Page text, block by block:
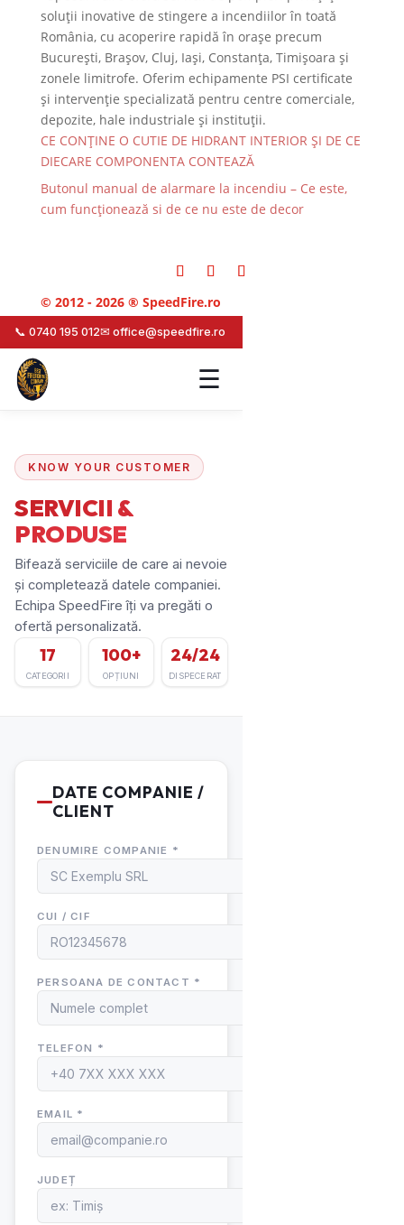
soluții inovative de stingere a incendiilor în toată
România, cu acoperire rapidă în orașe precum
București, Brașov, Cluj, Iași, Constanța, Timișoara și
zonele limitrofe. Oferim echipamente PSI certificate
și intervenție specializată pentru centre comerciale,
depozite, hale industriale și instituții.
CE CONȚINE O CUTIE DE HIDRANT INTERIOR ȘI DE CE
DIECARE COMPONENTA CONTEAZĂ
Butonul manual de alarmare la incendiu – Ce este,
cum funcționează si de ce nu este de decor
© 2012 - 2026 ® SpeedFire.ro